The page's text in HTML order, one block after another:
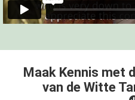
Maak Kennis met
van de Witte